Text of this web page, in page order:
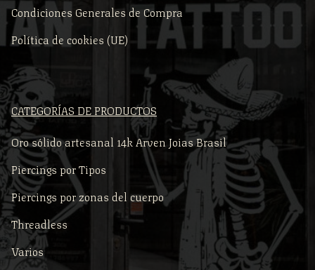
Condiciones Generales de Compra
Política de cookies (UE)
CATEGORÍAS DE PRODUCTOS
Oro sólido artesanal 14k Arven Joias Brasil
Piercings por Tipos
Piercings por zonas del cuerpo
Threadless
Varios